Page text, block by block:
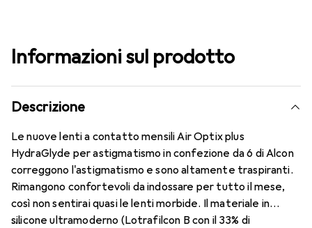
Informazioni sul prodotto
Descrizione
Le nuove lenti a contatto mensili Air Optix plus
HydraGlyde per astigmatismo in confezione da 6 di Alcon
correggono l'astigmatismo e sono altamente traspiranti.
Rimangono confortevoli da indossare per tutto il mese,
così non sentirai quasi le lenti morbide. Il materiale in
silicone ultramoderno (Lotrafilcon B con il 33% di